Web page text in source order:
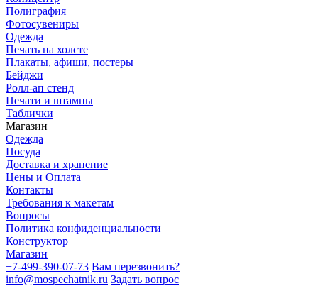
Полиграфия
Фотосувениры
Одежда
Печать на холсте
Плакаты, афиши, постеры
Бейджи
Ролл-ап стенд
Печати и штампы
Таблички
Магазин
Одежда
Посуда
Доставка и хранение
Цены и Оплата
Контакты
Требования к макетам
Вопросы
Политика конфиденциальности
Конструктор
Магазин
+7-499-390-07-73 Вам перезвонить?
info@mospechatnik.ru Задать вопрос